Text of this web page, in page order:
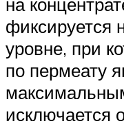
фиксируется
уровне, при
по пермеату
исключается